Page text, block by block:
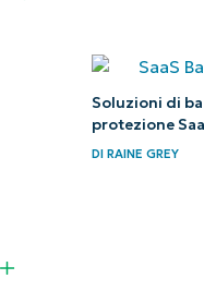
Soluzioni di
protezione
DIRAINE GREY